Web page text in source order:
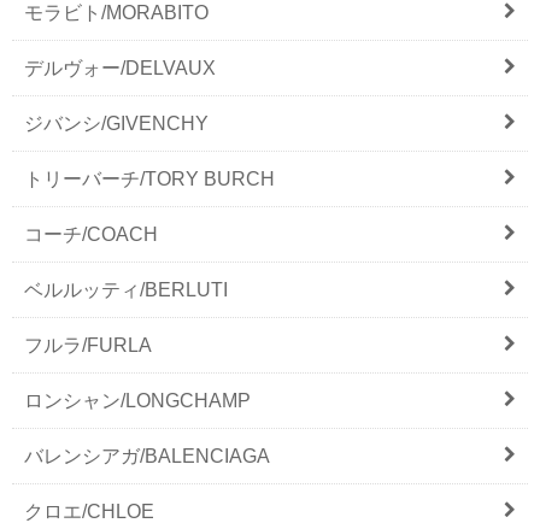
モラビト/MORABITO
デルヴォー/DELVAUX
ジバンシ/GIVENCHY
トリーバーチ/TORY BURCH
コーチ/COACH
ベルルッティ/BERLUTI
フルラ/FURLA
ロンシャン/LONGCHAMP
バレンシアガ/BALENCIAGA
クロエ/CHLOE